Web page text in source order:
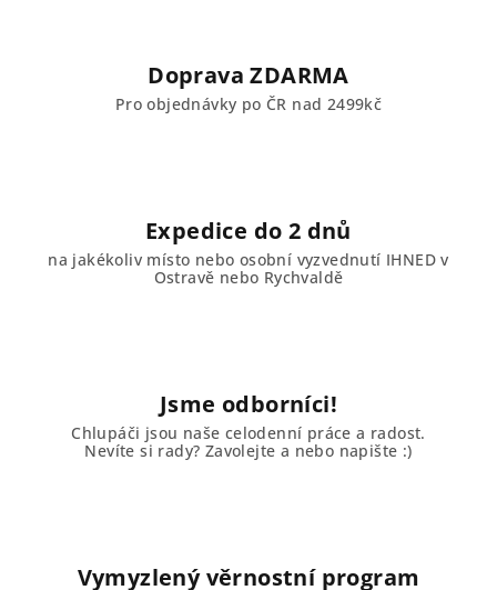
í
p
r
ý
p
Doprava ZDARMA
Pro objednávky po ČR nad 2499kč
Expedice do 2 dnů
na jakékoliv místo nebo osobní vyzvednutí IHNED v
Ostravě nebo Rychvaldě
Jsme odborníci!
Chlupáči jsou naše celodenní práce a radost.
Nevíte si rady? Zavolejte a nebo napište :)
Vymyzlený věrnostní program